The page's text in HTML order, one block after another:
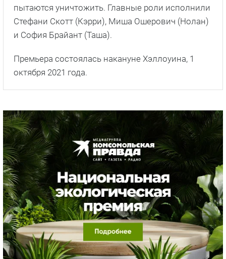
пытаются уничтожить. Главные роли исполнили
Стефани Скотт (Кэрри), Миша Ошерович (Нолан)
и София Брайант (Таша).
Премьера состоялась накануне Хэллоуина, 1
октября 2021 года.